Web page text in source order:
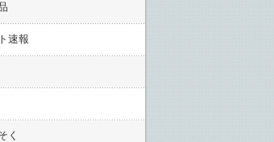
速報
く